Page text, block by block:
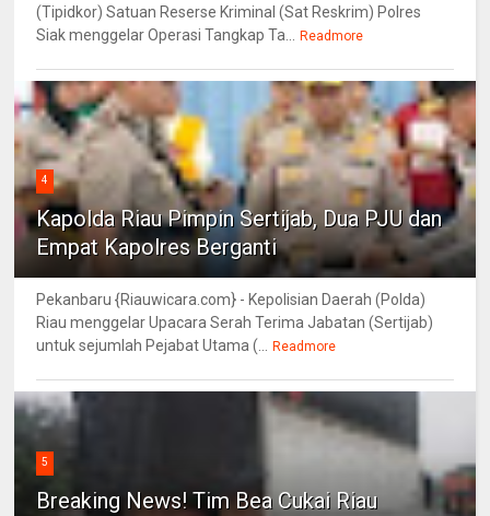
(Tipidkor) Satuan Reserse Kriminal (Sat Reskrim) Polres
Siak menggelar Operasi Tangkap Ta... Readmore
4
Kapolda Riau Pimpin Sertijab, Dua PJU dan
Empat Kapolres Berganti
Pekanbaru {Riauwicara.com} - Kepolisian Daerah (Polda)
Riau menggelar Upacara Serah Terima Jabatan (Sertijab)
untuk sejumlah Pejabat Utama (... Readmore
5
Breaking News! Tim Bea Cukai Riau